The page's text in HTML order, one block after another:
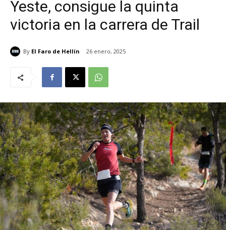
Yeste, consigue la quinta
victoria en la carrera de Trail
By El Faro de Hellín 26 enero, 2025